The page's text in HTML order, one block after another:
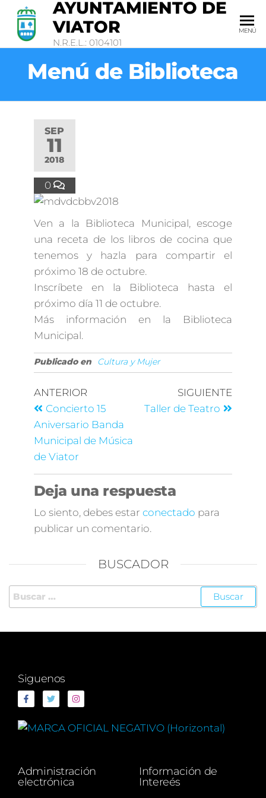
AYUNTAMIENTO DE
VIATOR
N.R.E.L.: 0104101
MENÚ
Menú de Biblioteca
SEP
11
2018
0
Ven a la Biblioteca Municipal, escoge
una receta de los libros de cocina que
tenemos y hazla para compartir el
próximo 18 de octubre.
Inscríbete en la Biblioteca hasta el
próximo día 11 de octubre.
Más información en la Biblioteca
Municipal.
Publicado en Cultura y Mujer
ANTERIOR
Concierto 15
Aniversario Banda
Municipal de Música
de Viator
SIGUIENTE
Taller de Teatro
Deja una respuesta
Lo siento, debes estar conectado para
publicar un comentario.
BUSCADOR
Siguenos
Administración
electrónica
Información de
Intereés